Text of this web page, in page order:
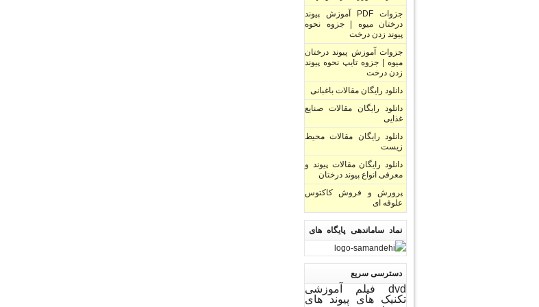
جزوات PDF آموزش پیوند
درختان میوه | جزوه نحوه
پیوند زدن درخت
جزوات آموزش پیوند درختان
میوه | جزوه تایپ نحوه پیوند
زدن درخت
دانلود رایگان مقالات باغبانی
دانلود رایگان مقالات صنایع
غذایی
دانلود رایگان مقالات محیط
زیست
دانلود رایگان مقالات پیوند و
معرفی انواع پیوند درختان
پرورش و فروش کاکتوس
علوفه ای
نماد ساماندهی پایگاه های
اینترنتی
دسترسی سریع
dvd فیلم آموزشی
تکنیک های پیوند های